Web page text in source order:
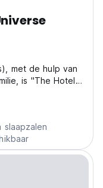
met de hulp van
is "The Hotel
tintje vindt.
slaapzalen